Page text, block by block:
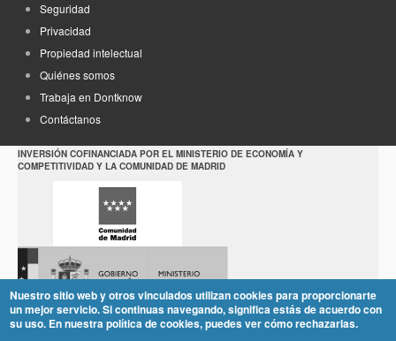
Seguridad
Privacidad
Propiedad intelectual
Quiénes somos
Trabaja en Dontknow
Contáctanos
INVERSIÓN COFINANCIADA POR EL MINISTERIO DE ECONOMÍA Y
COMPETITIVIDAD Y LA COMUNIDAD DE MADRID
Nuestro sitio web y otros vinculados utilizan cookies para proporcionarte
un mejor servicio. Si continuas navegando, significa estás de acuerdo con
su uso. En nuestra política de cookies, puedes ver cómo rechazarlas.